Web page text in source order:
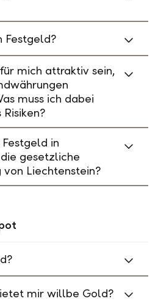
Festgeld?
mich attraktiv sein,
muss ich dabei
in
gesetzliche
von Liechtenstein?
mir willbe Gold?